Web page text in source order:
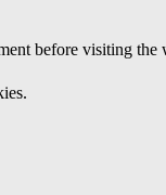
before visiting the